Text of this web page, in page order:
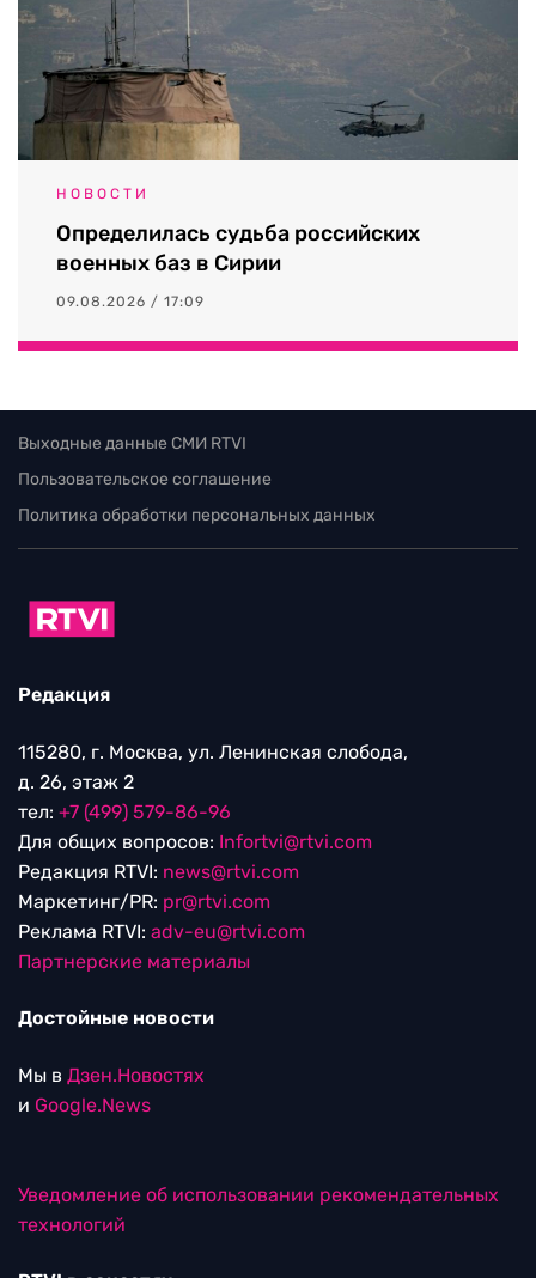
НОВОСТИ
Определилась судьба российских
военных баз в Сирии
09.08.2026 / 17:09
Выходные данные СМИ RTVI
Пользовательское соглашение
Политика обработки персональных данных
Редакция
115280, г. Москва, ул. Ленинская слобода,
д. 26, этаж 2
тел: +7 (499) 579-86-96
Для общих вопросов: Infortvi@rtvi.com
Редакция RTVI: news@rtvi.com
Маркетинг/PR: pr@rtvi.com
Реклама RTVI: adv-eu@rtvi.com
Партнерские материалы
Достойные новости
Мы в Дзен.Новостях
и Google.News
Уведомление об использовании рекомендательных
технологий